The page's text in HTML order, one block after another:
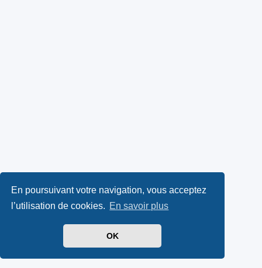
En poursuivant votre navigation, vous acceptez
l’utilisation de cookies. En savoir plus
OK